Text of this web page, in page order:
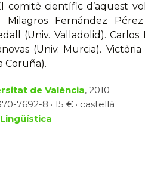
comitè científic d’aquest
Milagros Fernández
(Univ. Valladolid). Carlos
(Univ. Murcia).
Coruña).
de València, 2010
7692-8 · 15 € · castellà
Lingüística